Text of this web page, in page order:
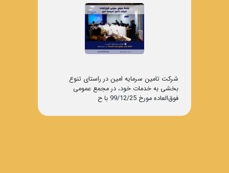
شرکت تامین سرمایه امین در راستای تنوع
بخشی به خدمات خود، در مجمع عمومی
فوق‌العاده مورخ 99/12/25 با ح